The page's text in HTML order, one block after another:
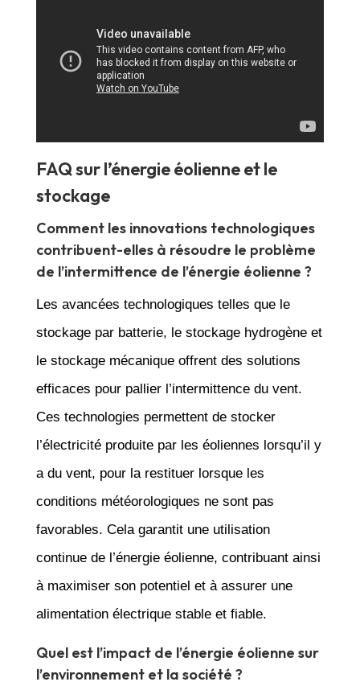
FAQ sur l’énergie éolienne et le
stockage
Comment les innovations technologiques
contribuent-elles à résoudre le problème
de l’intermittence de l’énergie éolienne ?
Les avancées technologiques telles que le
stockage par batterie, le stockage hydrogène et
le stockage mécanique offrent des solutions
efficaces pour pallier l’intermittence du vent.
Ces technologies permettent de stocker
l’électricité produite par les éoliennes lorsqu’il y
a du vent, pour la restituer lorsque les
conditions météorologiques ne sont pas
favorables. Cela garantit une utilisation
continue de l’énergie éolienne, contribuant ainsi
à maximiser son potentiel et à assurer une
alimentation électrique stable et fiable.
Quel est l’impact de l’énergie éolienne sur
l’environnement et la société ?